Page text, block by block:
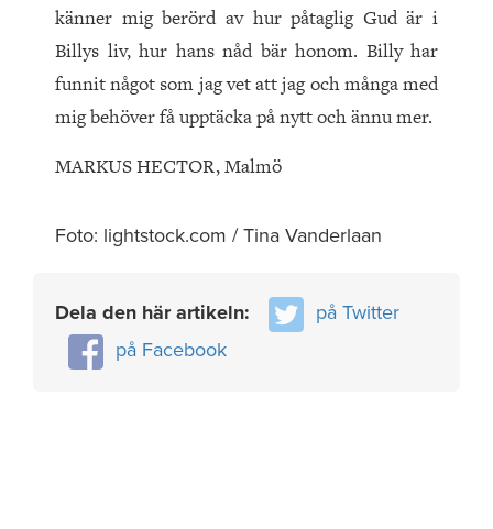
känner mig berörd av hur påtaglig Gud är i
Billys liv, hur hans nåd bär honom. Billy har
funnit något som jag vet att jag och många med
mig behöver få upptäcka på nytt och ännu mer.
MARKUS HECTOR, Malmö
Foto: lightstock.com / Tina Vanderlaan
Dela den här artikeln:
på Twitter
på Facebook